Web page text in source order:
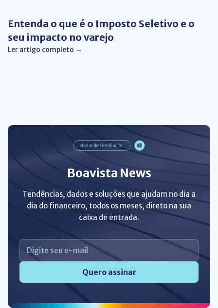
Entenda o que é o Imposto Seletivo e o
seu impacto no varejo
Ler artigo completo →
Boavista News
Tendências, dados e soluções que ajudam no dia a
dia do financeiro, todos os meses, direto na sua
caixa de entrada.
Quero assinar